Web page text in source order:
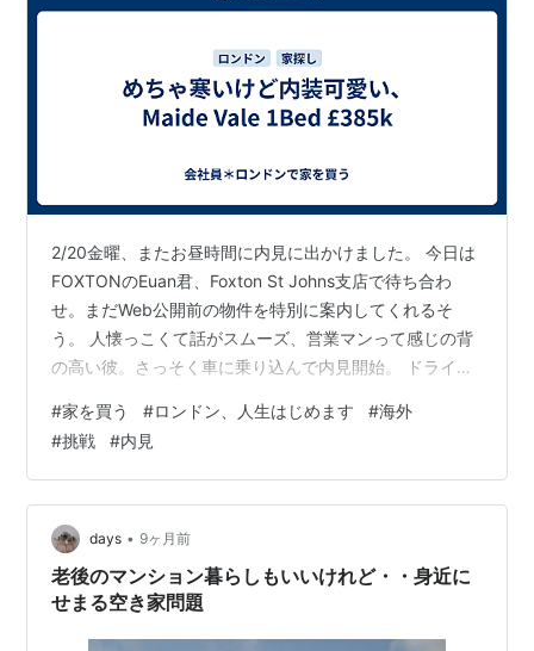
2/20金曜、またお昼時間に内見に出かけました。 今日は
FOXTONのEuan君、Foxton St Johns支店で待ち合わ
せ。まだWeb公開前の物件を特別に案内してくれるそ
う。 人懐っこくて話がスムーズ、営業マンって感じの背
の高い彼。さっそく車に乗り込んで内見開始。 ドライブ
んか口説かれてる気もする、、、 気のせいか？ まあ良い
か。悪い気はしない。 1時間ちょいの中で4軒まわりまし
た。いやあ廻ったなあ。どれもMaide Vale周辺。 悪くな
いかもなあ、と思ったのが、3軒目の赤いドアの
1Bedroom。 Queens Park近くの住宅…
#家を買う #ロンドン、人生はじめます #海外
#挑戦 #内見
days • 9ヶ月前
老後のマンション暮らしもいいけれど・・身近に
せまる空き家問題